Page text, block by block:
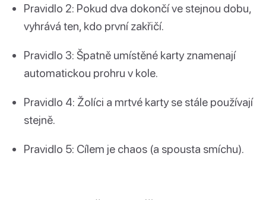
Pravidlo 2: Pokud dva dokončí ve stejnou dobu,
vyhrává ten, kdo první zakřičí.
Pravidlo 3: Špatně umístěné karty znamenají
automatickou prohru v kole.
Pravidlo 4: Žolíci a mrtvé karty se stále používají
stejně.
Pravidlo 5: Cílem je chaos (a spousta smíchu).